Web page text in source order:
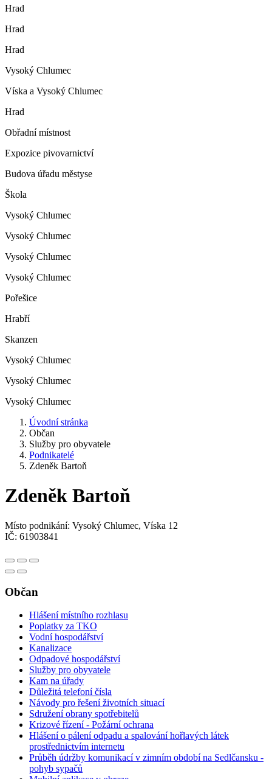
Hrad
Hrad
Hrad
Vysoký Chlumec
Víska a Vysoký Chlumec
Hrad
Obřadní místnost
Expozice pivovarnictví
Budova úřadu městyse
Škola
Vysoký Chlumec
Vysoký Chlumec
Vysoký Chlumec
Vysoký Chlumec
Pořešice
Hrabří
Skanzen
Vysoký Chlumec
Vysoký Chlumec
Vysoký Chlumec
Úvodní stránka
Občan
Služby pro obyvatele
Podnikatelé
Zdeněk Bartoň
Zdeněk Bartoň
Místo podnikání: Vysoký Chlumec, Víska 12
IČ: 61903841
Občan
Hlášení místního rozhlasu
Poplatky za TKO
Vodní hospodářství
Kanalizace
Odpadové hospodářství
Služby pro obyvatele
Kam na úřady
Důležitá telefoní čísla
Návody pro řešení životních situací
Sdružení obrany spotřebitelů
Krizové řízení - Požární ochrana
Hlášení o pálení odpadu a spalování hořlavých látek
prostřednictvím internetu
Průběh údržby komunikací v zimním období na Sedlčansku -
pohyb sypačů